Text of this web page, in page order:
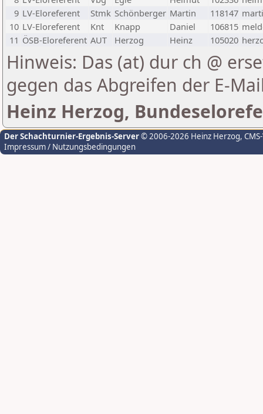
9 LV-Eloreferent Stmk Schönberger Martin 118147
10 LV-Eloreferent Knt Knapp Daniel 106815
11 ÖSB-Eloreferent AUT Herzog Heinz 105020
Hinweis: Das (at) dur ch @
gegen das Abgreifen der E-
Heinz Herzog,
Der Schachturnier-Ergebnis-Server© 2006-2026 Heinz Herzog,
Impressum / Nutzungsbedingungen